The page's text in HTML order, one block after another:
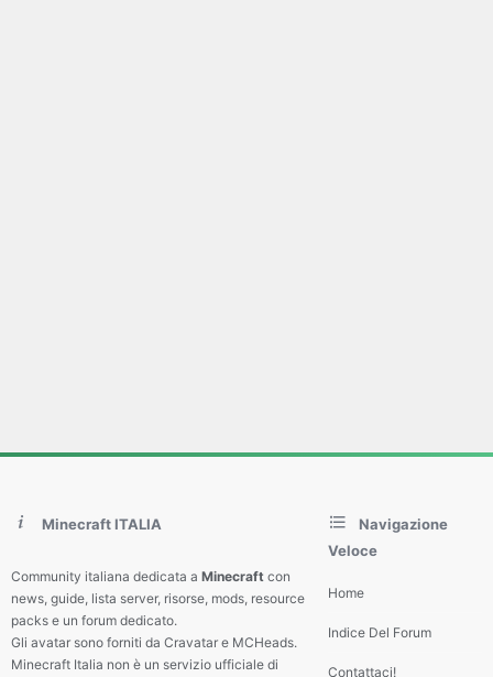
Minecraft ITALIA
Community italiana dedicata a Minecraft con
news, guide, lista server, risorse, mods, resource
packs e un forum dedicato.
Gli avatar sono forniti da Cravatar e MCHeads.
Minecraft Italia non è un servizio ufficiale di
Navigazione
Veloce
Home
Indice Del Forum
Contattaci!